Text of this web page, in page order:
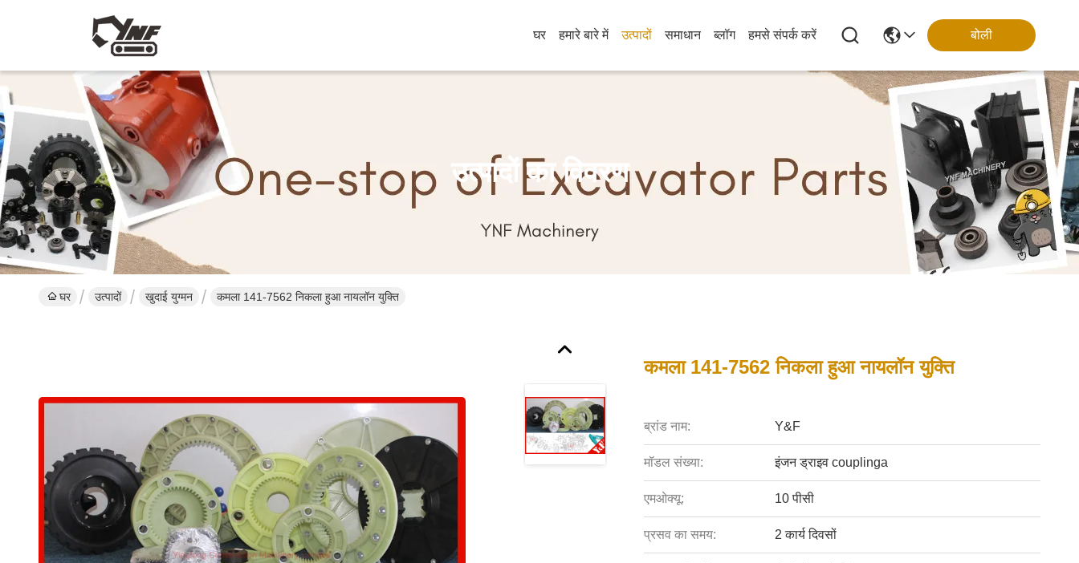
घर हमारे बारे में उत्पादों समाधान ब्लॉग हमसे संपर्क करें बोली
उत्पादों का विवरण
घर उत्पादों खुदाई युग्मन कमला 141-7562 निकला हुआ नायलॉन युक्ति
कमला 141-7562 निकला हुआ नायलॉन युक्ति
ब्रांड नाम: Y&F
मॉडल संख्या: इंजन ड्राइव couplinga
एमओक्यू: 10 पीसी
प्रसव का समय: 2 कार्य दिवसों